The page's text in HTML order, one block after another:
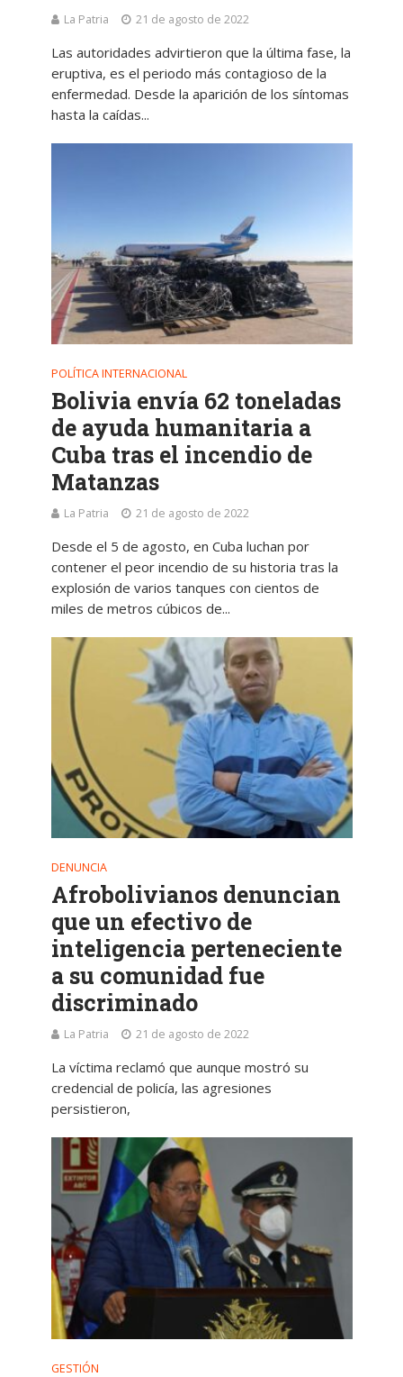
La Patria 21 de agosto de 2022
Las autoridades advirtieron que la última fase, la
eruptiva, es el periodo más contagioso de la
enfermedad. Desde la aparición de los síntomas
hasta la caídas...
POLÍTICA INTERNACIONAL
Bolivia envía 62 toneladas
de ayuda humanitaria a
Cuba tras el incendio de
Matanzas
La Patria 21 de agosto de 2022
Desde el 5 de agosto, en Cuba luchan por
contener el peor incendio de su historia tras la
explosión de varios tanques con cientos de
miles de metros cúbicos de...
DENUNCIA
Afrobolivianos denuncian
que un efectivo de
inteligencia perteneciente
a su comunidad fue
discriminado
La Patria 21 de agosto de 2022
La víctima reclamó que aunque mostró su
credencial de policía, las agresiones
persistieron,
GESTIÓN